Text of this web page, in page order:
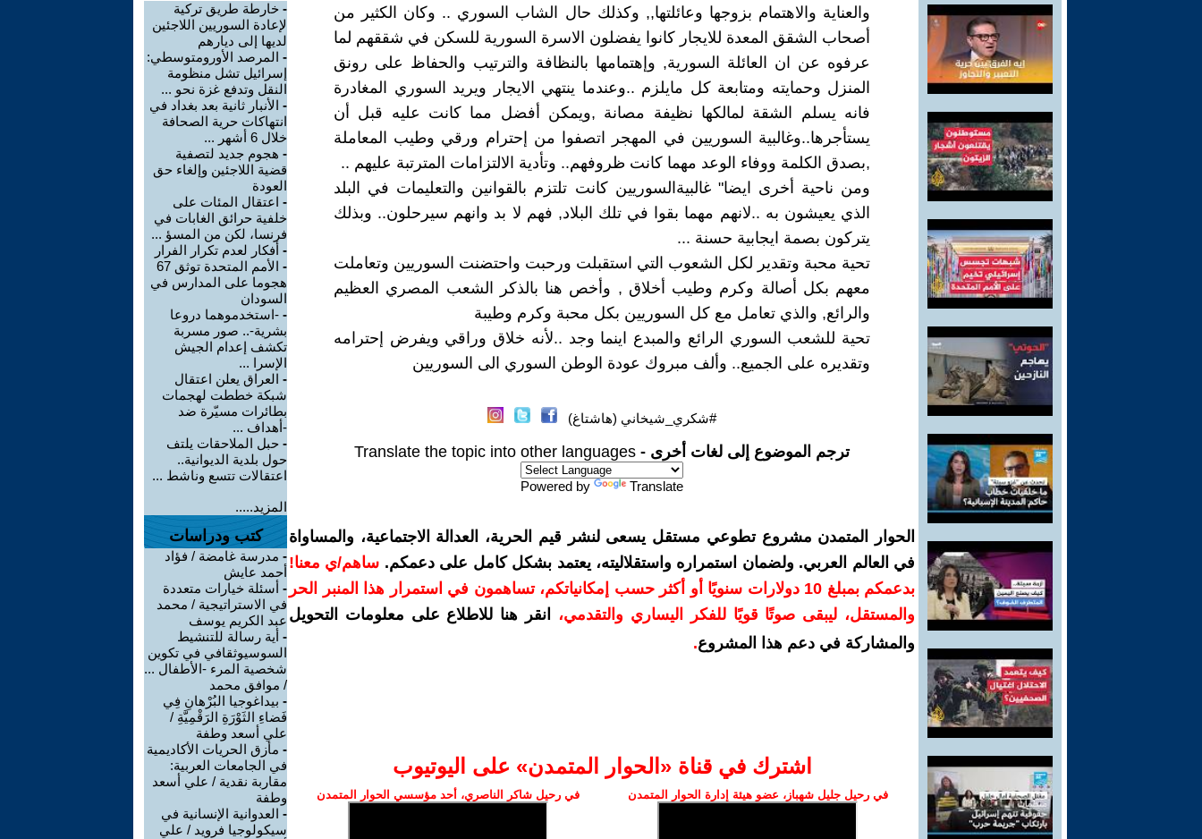
والعناية والاهتمام بزوجها وعائلتها,, وكذلك حال الشاب السوري .. وكان الكثير من
أصحاب الشقق المعدة للايجار كانوا يفضلون الاسرة السورية للسكن في شققهم لما
عرفوه عن ان العائلة السورية, وإهتمامها بالنظافة والترتيب والحفاظ على رونق
المنزل وحمايته ومتابعة كل مايلزم ..وعندما ينتهي الايجار ويريد السوري المغادرة
فانه يسلم الشقة لمالكها نظيفة مصانة ,ويمكن أفضل مما كانت عليه قبل أن
يستأجرها..وغالبية السوريين في المهجر اتصفوا من إحترام ورقي وطيب المعاملة
,بصدق الكلمة ووفاء الوعد مهما كانت ظروفهم.. وتأدية الالتزامات المترتبة عليهم ..
ومن ناحية أخرى ايضا" غالبيةالسوريين كانت تلتزم بالقوانين والتعليمات في البلد
الذي يعيشون به ..لانهم مهما بقوا في تلك البلاد, فهم لا بد وانهم سيرحلون.. وبذلك
يتركون بصمة ايجابية حسنة ...
تحية محبة وتقدير لكل الشعوب التي استقبلت ورحبت واحتضنت السوريين وتعاملت
معهم بكل أصالة وكرم وطيب أخلاق , وأخص هنا بالذكر الشعب المصري العظيم
والرائع, والذي تعامل مع كل السوريين بكل محبة وكرم وطيبة
تحية للشعب السوري الرائع والمبدع اينما وجد ..لأنه خلاق وراقي ويفرض إحترامه
وتقديره على الجميع.. وألف مبروك عودة الوطن السوري الى السوريين
#شكري_شيخاني (هاشتاغ)
ترجم الموضوع إلى لغات أخرى - Translate the topic into other languages
Powered by Translate
الحوار المتمدن مشروع تطوعي مستقل يسعى لنشر قيم الحرية، العدالة الاجتماعية، والمساواة
في العالم العربي. ولضمان استمراره واستقلاليته، يعتمد بشكل كامل على دعمكم. ساهم/ي معنا!
بدعمكم بمبلغ 10 دولارات سنويًا أو أكثر حسب إمكانياتكم، تساهمون في استمرار هذا المنبر الحر
والمستقل، ليبقى صوتًا قويًا للفكر اليساري والتقدمي،
انقر هنا للاطلاع على معلومات التحويل
والمشاركة في دعم هذا المشروع.
اشترك في قناة ‫«الحوار المتمدن» على اليوتيوب
في رحيل جليل شهباز، عضو هيئة إدارة الحوار المتمدن في رحيل شاكر الناصري، أحد مؤسسي الحوار المتمدن
- خارطة طريق تركية
لإعادة السوريين اللاجئين
لديها إلى ديارهم
- المرصد الأورومتوسطي:
إسرائيل تشل منظومة
النقل وتدفع غزة نحو ...
- الأنبار ثانية بعد بغداد في
انتهاكات حرية الصحافة
خلال 6 أشهر ...
- هجوم جديد لتصفية
قضية اللاجئين وإلغاء حق
العودة
- اعتقال المئات على
خلفية حرائق الغابات في
فرنسا، لكن من المسؤ ...
- أفكار لعدم تكرار الفرار
-
الأمم المتحدة توثق 67
هجوما على المدارس في
السودان
- -استخدموهما دروعا
بشرية-.. صور مسربة
تكشف إعدام الجيش
الإسرا ...
- العراق يعلن اعتقال
شبكة خططت لهجمات
بطائرات مسيّرة ضد
-أهداف ...
- حبل الملاحقات يلتف
حول بلدية الديوانية..
اعتقالات تتسع وناشط ...
المزيد.....
كتب ودراسات
- مدرسة غامضة / فؤاد
أحمد عايش
- أسئلة خيارات متعددة
في الاستراتيجية / محمد
عبد الكريم يوسف
- أية رسالة للتنشيط
السوسيوثقافي في تكوين
شخصية المرء -الأطفال ...
/ موافق محمد
- بيداغوجيا البُرْهانِ فِي
فَضاءِ الثَوْرَةِ الرَقْمِيَّةِ /
علي أسعد وطفة
- مأزق الحريات الأكاديمية
في الجامعات العربية:
مقاربة نقدية / علي أسعد
وطفة
- العدوانية الإنسانية في
سيكولوجيا فرويد / علي